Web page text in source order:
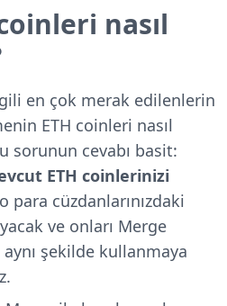
nasıl
en çok merak edilenlerin
ETH coinleri nasıl
sorunun cevabı basit:
ETH coinlerinizi
para cüzdanlarınızdaki
ve onları Merge
şekilde kullanmaya